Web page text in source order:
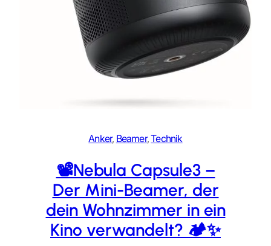
Anker, Beamer, Technik
📽️Nebula Capsule3 –
Der Mini-Beamer, der
dein Wohnzimmer in ein
Kino verwandelt? 🏕️✨